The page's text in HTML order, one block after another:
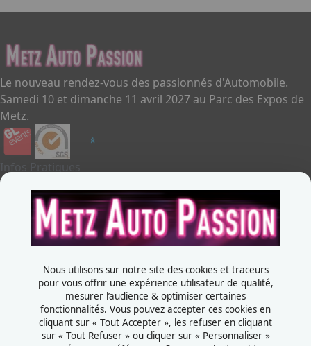
Le nouveau rendez-vous des passionnés d'Automobile.
Samedi 10 et dimanche 11 avril 2027 au Parc des Expos de
Metz.
Infos Pratiques
Je souhaite exposer
Metz Auto Passion
Contactez-nous
Rue de la Grange aux bois
57070 - Metz
France
Nous utilisons sur notre site des cookies et traceurs
pour vous offrir une expérience utilisateur de qualité,
mesurer l’audience & optimiser certaines
fonctionnalités. Vous pouvez accepter ces cookies en
cliquant sur « Tout Accepter », les refuser en cliquant
sur « Tout Refuser » ou cliquer sur « Personnaliser »